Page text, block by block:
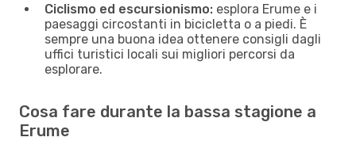
Ciclismo ed escursionismo: esplora Erume e i
paesaggi circostanti in bicicletta o a piedi. È
sempre una buona idea ottenere consigli dagli
uffici turistici locali sui migliori percorsi da
esplorare.
Cosa fare durante la bassa stagione a
Erume